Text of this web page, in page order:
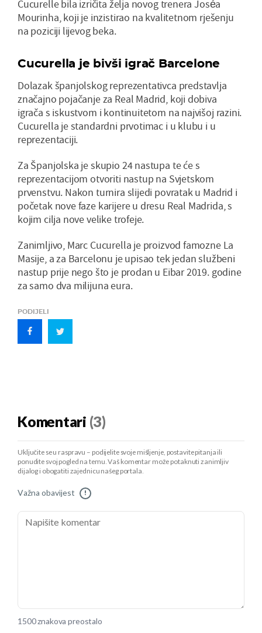
Cucurelle bila izričita želja novog trenera Joséa
Mourinha, koji je inzistirao na kvalitetnom rješenju
na poziciji lijevog beka.
Cucurella je bivši igrač Barcelone
Dolazak španjolskog reprezentativca predstavlja
značajno pojačanje za Real Madrid, koji dobiva
igrača s iskustvom i kontinuitetom na najvišoj razini.
Cucurella je standardni prvotimac i u klubu i u
reprezentaciji.
Za Španjolska je skupio 24 nastupa te će s
reprezentacijom otvoriti nastup na Svjetskom
prvenstvu. Nakon turnira slijedi povratak u Madrid i
početak nove faze karijere u dresu Real Madrida, s
kojim cilja nove velike trofeje.
Zanimljivo, Marc Cucurella je proizvod famozne La
Masije, a za Barcelonu je upisao tek jedan službeni
nastup prije nego što je prodan u Eibar 2019. godine
za samo dva milijuna eura.
PODIJELI
Komentari (3)
Uključite se u raspravu – podijelite svoje mišljenje, postavite pitanja ili
ponudite svoj pogled na temu. Vaš komentar može potaknuti zanimljiv
dijalog i obogatiti zajednicu našeg portala.
Važna obavijest !
1500 znakova preostalo